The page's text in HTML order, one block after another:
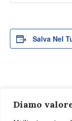
Diamo
Salva Nel
Navigazione
«
Una storia
e di poesia.
Arcangeli,